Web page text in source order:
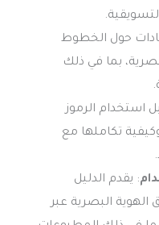
حول الخطوط
بما في ذلك
استخدام الرموز
تكاملها مع
: يقدم الدليل
البصرية عبر